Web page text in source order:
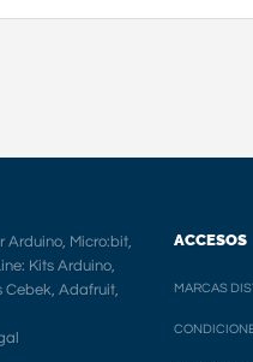
Arduino, Micro:bit,
Kits Arduino,
Cebek, Adafruit,
ACCESOS
MARCAS